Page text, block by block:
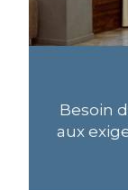
Besoin
aux